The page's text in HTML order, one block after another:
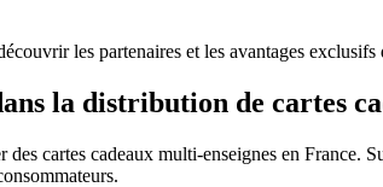
les partenaires et les avantages
la distribution de cartes
cartes cadeaux multi-enseignes en